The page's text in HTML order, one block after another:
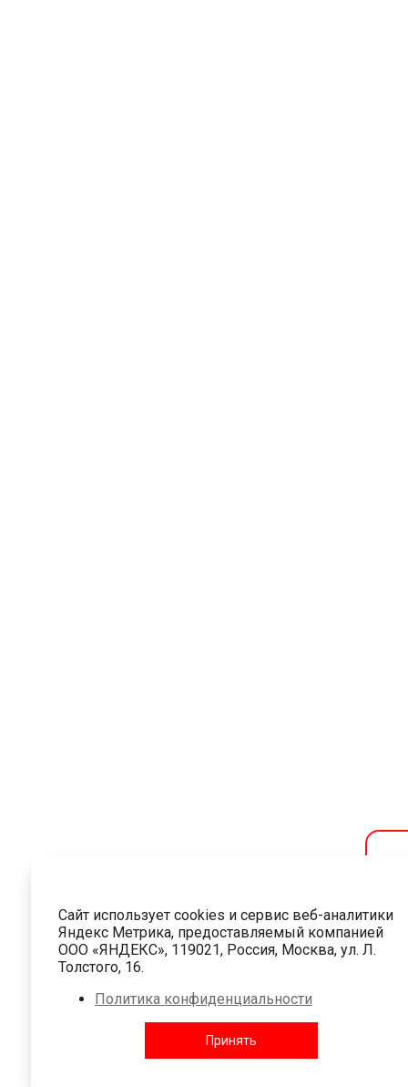
Сайт использует cookies и сервис веб-аналитики
Яндекс Метрика, предоставляемый компанией
ООО «ЯНДЕКС», 119021, Россия, Москва, ул. Л.
Толстого, 16.
Политика конфиденциальности
Принять